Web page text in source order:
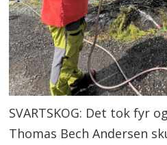
SVARTSKOG: Det tok fyr
Thomas Bech Andersen